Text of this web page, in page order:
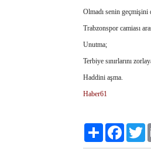
Olmadı senin geçmişini
Trabzonspor camiası
Unutma;
Terbiye sınırlarını
Haddini aşma.
Haber61
Paylaş Facebook